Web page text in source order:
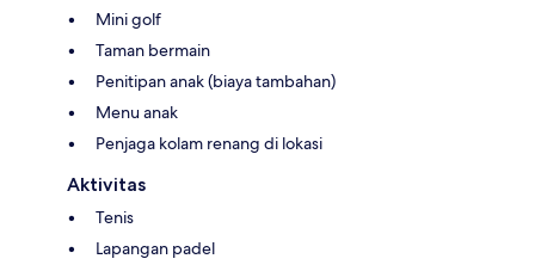
Mini golf
Taman bermain
Penitipan anak (biaya tambahan)
Menu anak
Penjaga kolam renang di lokasi
Aktivitas
Tenis
Lapangan padel